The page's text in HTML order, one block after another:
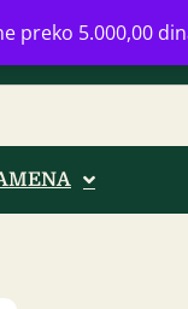
preko 5.000,00
+381 (0)11 770 39